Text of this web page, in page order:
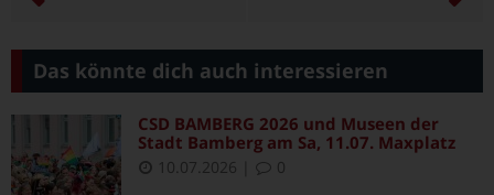
Das könnte dich auch interessieren
CSD BAMBERG 2026 und Museen der
Stadt Bamberg am Sa, 11.07. Maxplatz
10.07.2026 0